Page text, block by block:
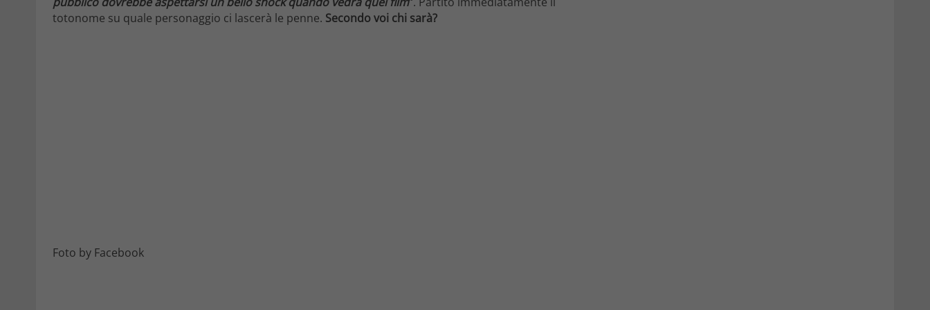
totonome su quale personaggio ci lascerà le penne. Secondo voi chi sarà?
Foto by Facebook